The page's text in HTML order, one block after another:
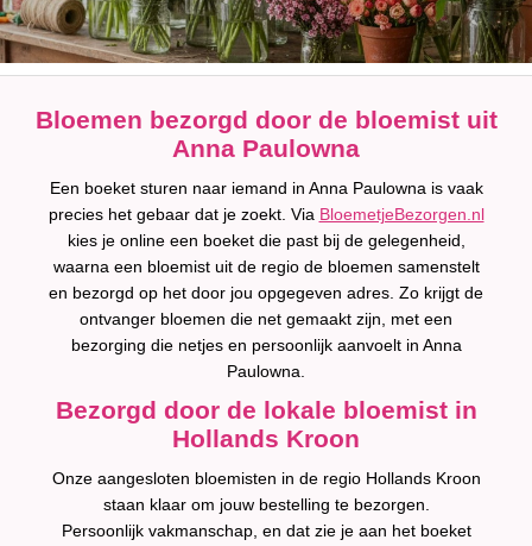
Bloemen bezorgd door de bloemist uit
Anna Paulowna
Een boeket sturen naar iemand in Anna Paulowna is vaak
precies het gebaar dat je zoekt. Via BloemetjeBezorgen.nl
kies je online een boeket die past bij de gelegenheid,
waarna een bloemist uit de regio de bloemen samenstelt
en bezorgd op het door jou opgegeven adres. Zo krijgt de
ontvanger bloemen die net gemaakt zijn, met een
bezorging die netjes en persoonlijk aanvoelt in Anna
Paulowna.
Bezorgd door de lokale bloemist in
Hollands Kroon
Onze aangesloten bloemisten in de regio Hollands Kroon
staan klaar om jouw bestelling te bezorgen.
Persoonlijk vakmanschap, en dat zie je aan het boeket